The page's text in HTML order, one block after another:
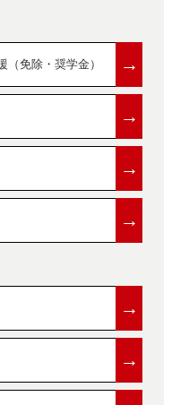
（免除・奨学金） →
→
→
→
→
→